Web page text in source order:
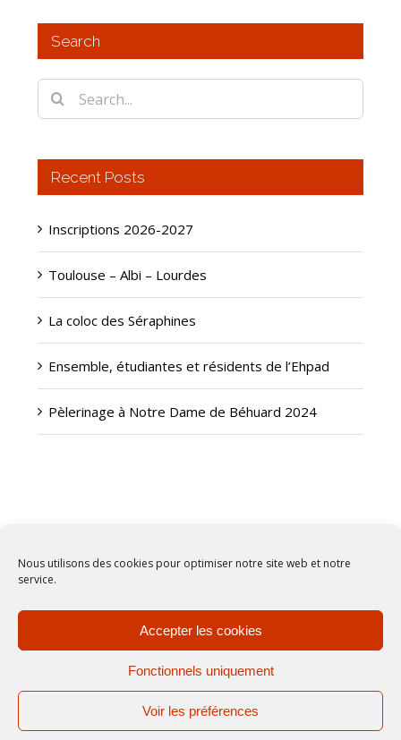
Nous utilisons des cookies pour optimiser notre site web et notre
service.
Accepter les cookies
Fonctionnels uniquement
Voir les préférences
Search
Search
for:
Recent Posts
Inscriptions 2026-2027
Toulouse – Albi – Lourdes
La coloc des Séraphines
Ensemble, étudiantes et résidents de l’Ehpad
Pèlerinage à Notre Dame de Béhuard 2024
© 2018 Foyer Merici
facebook